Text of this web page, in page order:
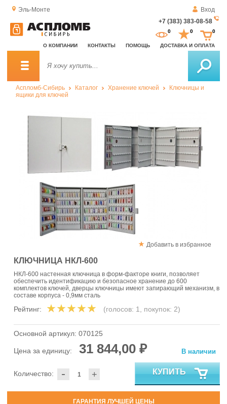
Эль-Монте
Вход
+7 (383) 383-08-58
О КОМПАНИИ КОНТАКТЫ ПОМОЩЬ ДОСТАВКА И ОПЛАТА
0 0 0
Аспломб-Сибирь Каталог Хранение ключей
Ключницы и
ящики для ключей
Добавить в избранное
КЛЮЧНИЦА НКЛ-600
НКЛ-600 настенная ключница в форм-факторе книги, позволяет
обеспечить идентификацию и безопасное хранение до 600
комплектов ключей, дверцы ключницы имеют запирающий механизм, в
составе корпуса - 0,9мм сталь
Рейтинг: (голосов: 1, покупок: 2)
Основной артикул: 070125
Цена за единицу: 31 844,00 ₽
- +
Количество:
В наличии
КУПИТЬ
ГАРАНТИЯ ЛУЧШЕЙ ЦЕНЫ